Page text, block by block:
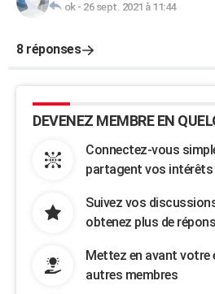
ok- 26 sept. 2021 à 11:44
8 réponses
DEVENEZ MEMBRE EN
Connectez-vous
partagent vos intérêts
Suivez vos
obtenez plus de
Mettez en avant votre
autres membres